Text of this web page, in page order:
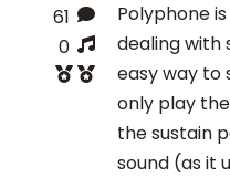
61
0
Polyphone
dealing with
easy way to
only play
the sustain
sound (as it